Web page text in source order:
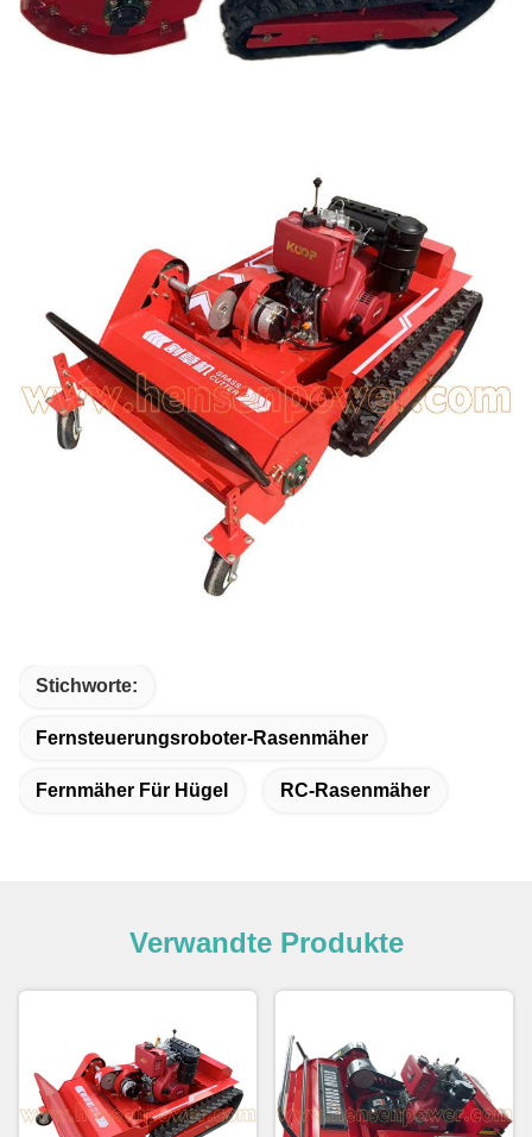
Stichworte:
Fernsteuerungsroboter-Rasenmäher
Fernmäher Für Hügel RC-Rasenmäher
Verwandte Produkte